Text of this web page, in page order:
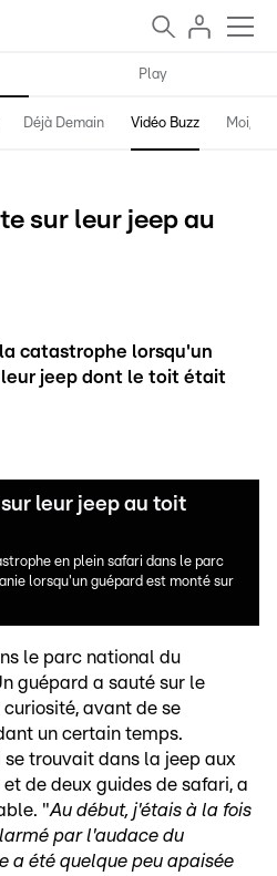
Play
Déjà Demain Vidéo Buzz Moi,
sur leur jeep au
catastrophe lorsqu'un
jeep dont le toit était
leur jeep au toit
en plein safari dans le parc
lorsqu'un guépard est monté sur
le parc national du
guépard a sauté sur le
avant de se
un certain temps.
se trouvait dans la jeep aux
de deux guides de safari, a
"Au début, j'étais à la fois
par l'audace du
a été quelque peu apaisée